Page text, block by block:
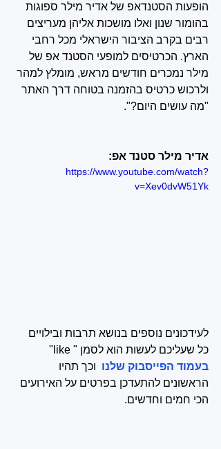
הופעות הסטנדאפ של אדיר מילר ספוגות
בהומור שנון ואלו מושכות אליהן מעריצים
רבים בקרב הציבור הישראלי מכל רחבי
הארץ. הכרטיסים למופעי הסטנד אפ של
מילר נמכרים חודשים מראש, מומלץ למהר
ולרכוש כרטיס בהזמנה בטוחה דרך האתר
"מה עושים היום?".
אדיר מילר סטנד אפ:
https://www.youtube.com/watch?
v=Xev0dvW51Yk
לעידכונים נוספים בנושא תרבות ובילויים
כל שעליכם לעשות הוא לסמן " like"
בעמוד הפייסבוק שלנו וכך תהיו
הראשונים להתעדכן בפרטים על האירועים
הכי חמים וחדשים.